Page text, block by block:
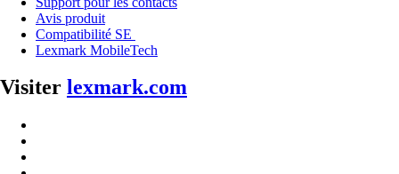
Avis produit
Compatibilité SE
Lexmark MobileTech
Visiter lexmark.com